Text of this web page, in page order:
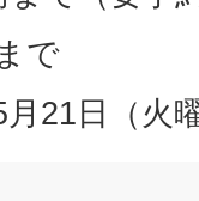
で
21日（火